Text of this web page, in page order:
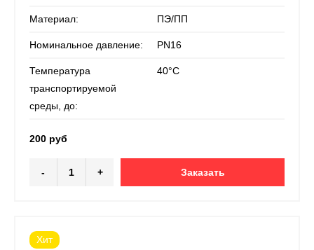
Материал: ПЭ/ПП
Номинальное давление: PN16
Температура
транспортируемой
среды, до:
40°С
200 руб
- + Заказать
Хит